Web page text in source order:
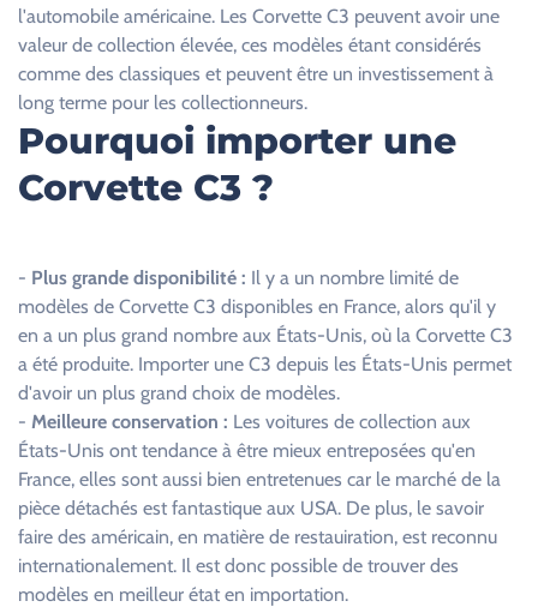
p
v
i
d
l'automobile américaine. Les Corvette C3 peuvent avoir une
valeur de collection élevée, ces modèles étant considérés
comme des classiques et peuvent être un investissement à
long terme pour les collectionneurs.
Pourquoi importer une
Corvette C3 ?
- Plus grande disponibilité : Il y a un nombre limité de
modèles de Corvette C3 disponibles en France, alors qu'il y
en a un plus grand nombre aux États-Unis, où la Corvette C3
a été produite. Importer une C3 depuis les États-Unis permet
d'avoir un plus grand choix de modèles.
- Meilleure conservation : Les voitures de collection aux
États-Unis ont tendance à être mieux entreposées qu'en
France, elles sont aussi bien entretenues car le marché de la
pièce détachés est fantastique aux USA. De plus, le savoir
faire des américain, en matière de restauiration, est reconnu
internationalement. Il est donc possible de trouver des
modèles en meilleur état en importation.